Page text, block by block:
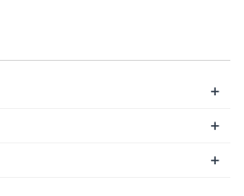
+
+
+